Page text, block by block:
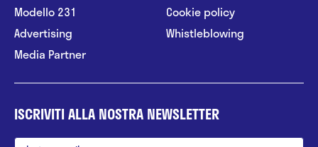
Modello 231
Advertising
Media Partner
Cookie policy
Whistleblowing
ISCRIVITI ALLA NOSTRA NEWSLETTER